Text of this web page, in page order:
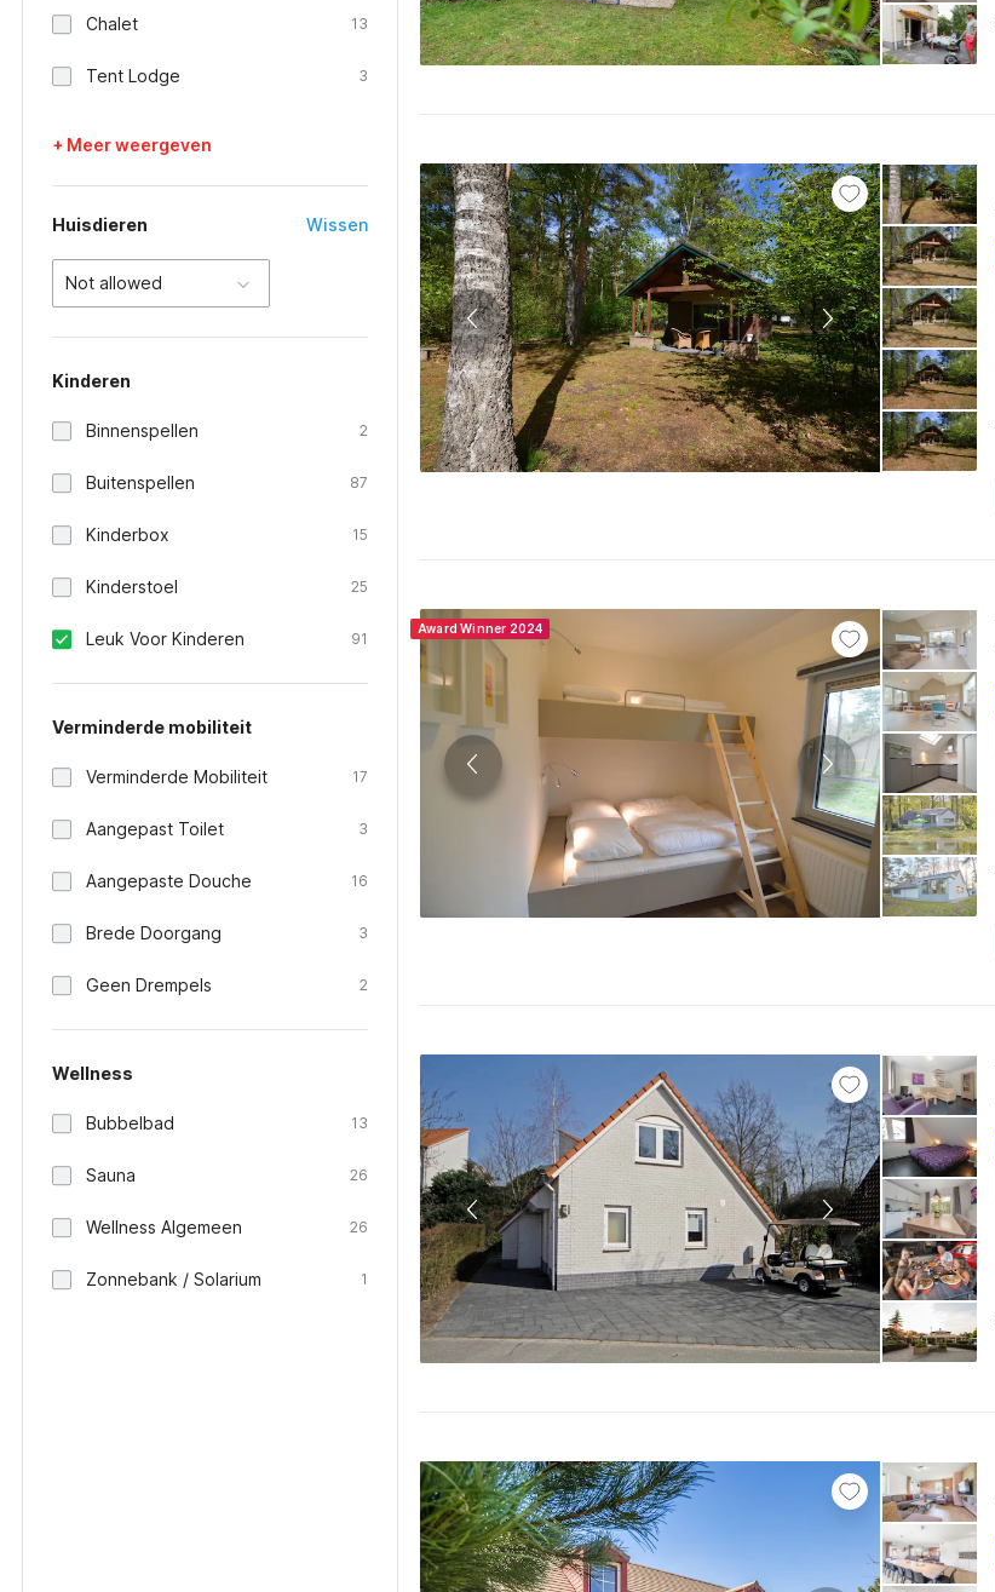
Chalet 13
Tent Lodge 3
+ Meer weergeven
Huisdieren Wissen
Not allowed
Kinderen
Binnenspellen 2
Buitenspellen 87
Kinderbox 15
Kinderstoel 25
Leuk Voor Kinderen 91
Verminderde mobiliteit
Verminderde Mobiliteit 17
Aangepast Toilet 3
Aangepaste Douche 16
Brede Doorgang 3
Geen Drempels 2
Wellness
Bubbelbad 13
Sauna 26
Wellness Algemeen 26
Zonnebank / Solarium 1
Award Winner 2024